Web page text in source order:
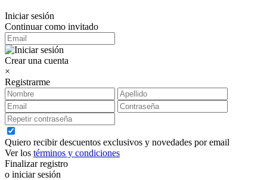
Iniciar sesión
Continuar como invitado
Crear una cuenta
×
Registrarme
Quiero recibir descuentos exclusivos y novedades por email
Ver los términos y condiciones
Finalizar registro
o iniciar sesión